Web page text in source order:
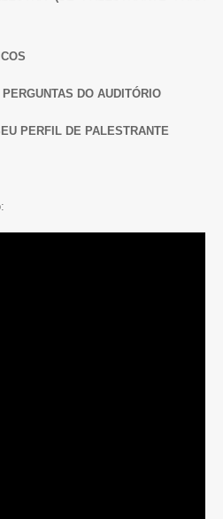
DO AUDITÓRIO
PERFIL DE PALESTRANTE